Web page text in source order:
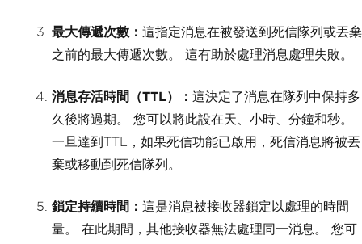
最大傳遞次數： 這指定消息在被發送到死信隊列或丟棄
之前的最大傳遞次數。 這有助於處理消息處理失敗。
消息存活時間（TTL）： 這決定了消息在隊列中保持多
久後將過期。 您可以將此設在天、小時、分鐘和秒。
一旦達到TTL，如果死信功能已啟用，死信消息將被丟
棄或移動到死信隊列。
鎖定持續時間： 這是消息被接收器鎖定以處理的時間
量。 在此期間，其他接收器無法處理同一消息。 您可